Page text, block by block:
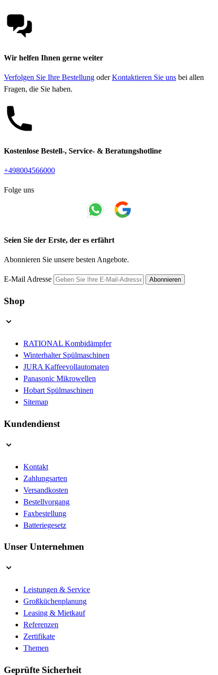
Wir helfen Ihnen gerne weiter
Verfolgen Sie Ihre Bestellung oderKontaktieren Sie uns bei allen
Fragen, die Sie haben.
Kostenlose Bestell-, Service- & Beratungshotline
+498004566000
Folge uns
Seien Sie der Erste, der es erfährt
Abonnieren Sie unsere besten Angebote.
E-Mail Adresse Abonnieren
Shop
RATIONAL Kombidämpfer
Winterhalter Spülmaschinen
JURA Kaffeevollautomaten
Panasonic Mikrowellen
Hobart Spülmaschinen
Sitemap
Kundendienst
Kontakt
Zahlungsarten
Versandkosten
Bestellvorgang
Faxbestellung
Batteriegesetz
Unser Unternehmen
Leistungen & Service
Großküchenplanung
Leasing & Mietkauf
Referenzen
Zertifikate
Themen
Geprüfte Sicherheit